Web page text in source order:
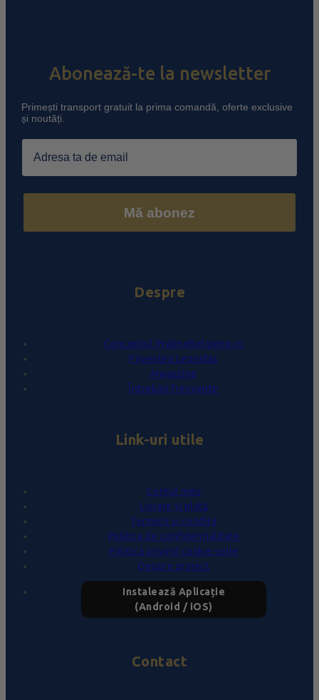
Abonează-te la newsletter
Primești transport gratuit la prima comandă, oferte exclusive
și noutăți.
Email
Mă abonez
Despre
Conceptul PralineBelgiene.ro
Povestea Leonidas
Magazine
Întrebări frecvente
Link-uri utile
Contul meu
Livrare și plată
Termeni și condiții
Politica de confidențialitate
Politica privind cookie-urile
Despre proiect
Instalează Aplicație
(Android / iOS)
Contact